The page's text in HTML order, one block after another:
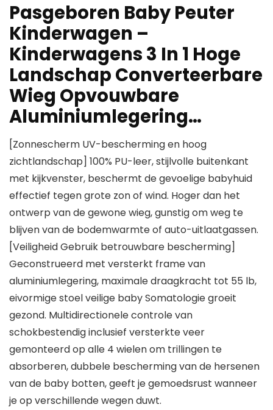
Pasgeboren Baby Peuter
Kinderwagen –
Kinderwagens 3 In 1 Hoge
Landschap Converteerbare
Wieg Opvouwbare
Aluminiumlegering…
[Zonnescherm UV-bescherming en hoog
zichtlandschap] 100% PU-leer, stijlvolle buitenkant
met kijkvenster, beschermt de gevoelige babyhuid
effectief tegen grote zon of wind. Hoger dan het
ontwerp van de gewone wieg, gunstig om weg te
blijven van de bodemwarmte of auto-uitlaatgassen.
[Veiligheid Gebruik betrouwbare bescherming]
Geconstrueerd met versterkt frame van
aluminiumlegering, maximale draagkracht tot 55 lb,
eivormige stoel veilige baby Somatologie groeit
gezond. Multidirectionele controle van
schokbestendig inclusief versterkte veer
gemonteerd op alle 4 wielen om trillingen te
absorberen, dubbele bescherming van de hersenen
van de baby botten, geeft je gemoedsrust wanneer
je op verschillende wegen duwt.